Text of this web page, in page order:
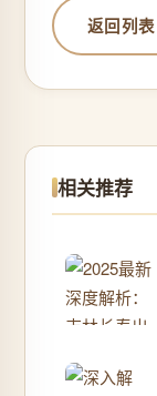
返回列表
相关推荐